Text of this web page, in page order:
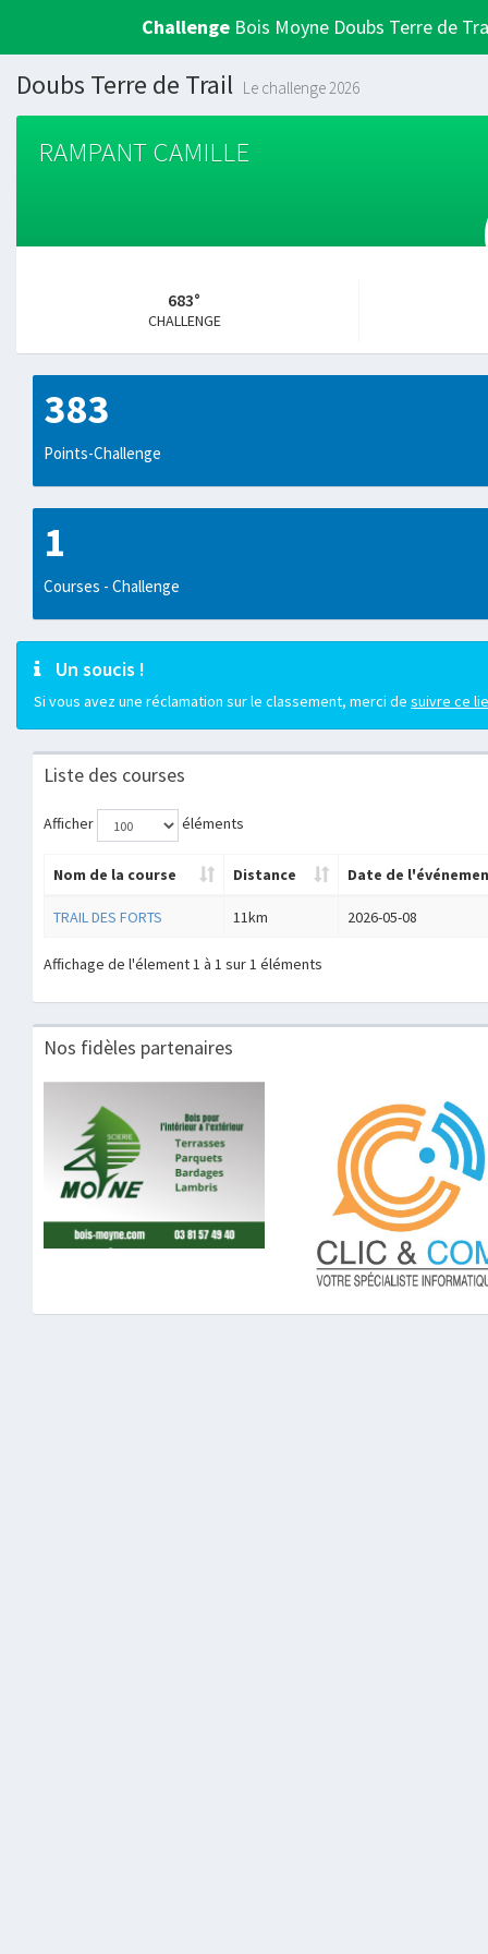
Challenge Bois Moyne Doubs Terre de
Doubs Terre de Trail Le challenge 2026
RAMPANT CAMILLE
683°
CHALLENGE
383
Points-Challenge
1
Courses - Challenge
Un soucis !
Si vous avez une réclamation sur le classement, merci de suivre ce
Liste des courses
Afficher éléments
Nom de la course Distance Date de
TRAIL DES FORTS 11km 2026-05-08
Affichage de l'élement 1 à 1 sur 1 éléments
Nos fidèles partenaires